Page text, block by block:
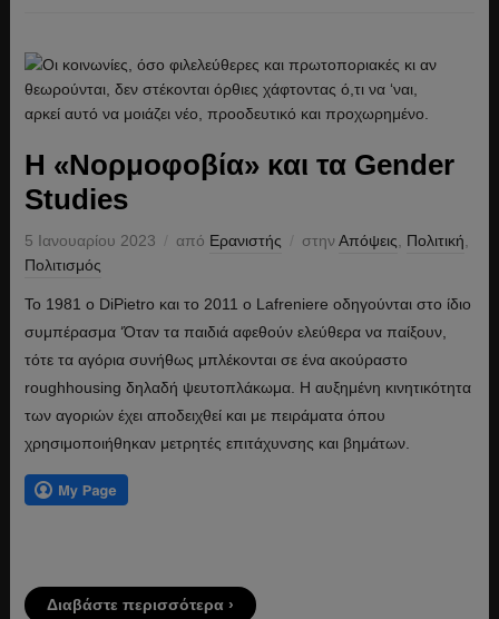
Η «Νορμοφοβία» και τα Gender
Studies
5 Ιανουαρίου 2023 από Ερανιστής στηνΑπόψεις Πολιτική
Πολιτισμός
Το 1981 ο DiPietro και το 2011 ο Lafreniere οδηγούνται στο ίδιο
συμπέρασμα ‘Όταν τα παιδιά αφεθούν ελεύθερα να παίξουν,
τότε τα αγόρια συνήθως μπλέκονται σε ένα ακούραστο
roughhousing δηλαδή ψευτοπλάκωμα. Η αυξημένη κινητικότητα
των αγοριών έχει αποδειχθεί και με πειράματα όπου
χρησιμοποιήθηκαν μετρητές επιτάχυνσης και βημάτων.
Διαβάστε περισσότερα ›